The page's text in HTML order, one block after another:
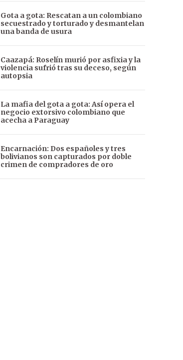
Gota a gota: Rescatan a un colombiano
secuestrado y torturado y desmantelan
una banda de usura
Caazapá: Roselín murió por asfixia y la
violencia sufrió tras su deceso, según
autopsia
La mafia del gota a gota: Así opera el
negocio extorsivo colombiano que
acecha a Paraguay
Encarnación: Dos españoles y tres
bolivianos son capturados por doble
crimen de compradores de oro